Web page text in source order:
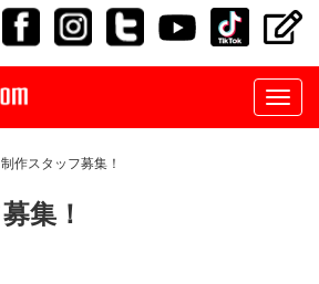
作スタッフ募集！
集！